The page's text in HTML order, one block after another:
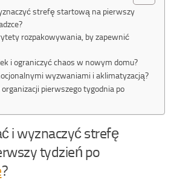
strefę startową na pierwszy
rozpakowywania, by zapewnić
i ograniczyć chaos w nowym domu?
wyzwaniami i aklimatyzacją?
organizacji pierwszego tygodnia po
i wyznaczyć strefę
tydzień po
?